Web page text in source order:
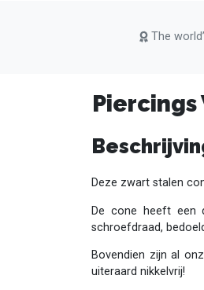
The
Piercings
Deze zwart stalen
De cone heeft een
schroefdraad,
Bovendien zijn al
uiteraard nikkelvrij!